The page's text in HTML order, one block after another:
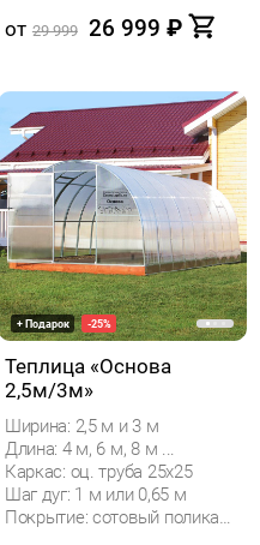
от 29 999 26 999 ₽
+ Подарок -25%
Теплица «Основа
2,5м/3м»
Ширина: 2,5 м и 3 м
Длина: 4 м, 6 м, 8 м ...
Каркас: оц. труба 25х25
Шаг дуг: 1 м или 0,65 м
Покрытие: сотовый поликарбонат